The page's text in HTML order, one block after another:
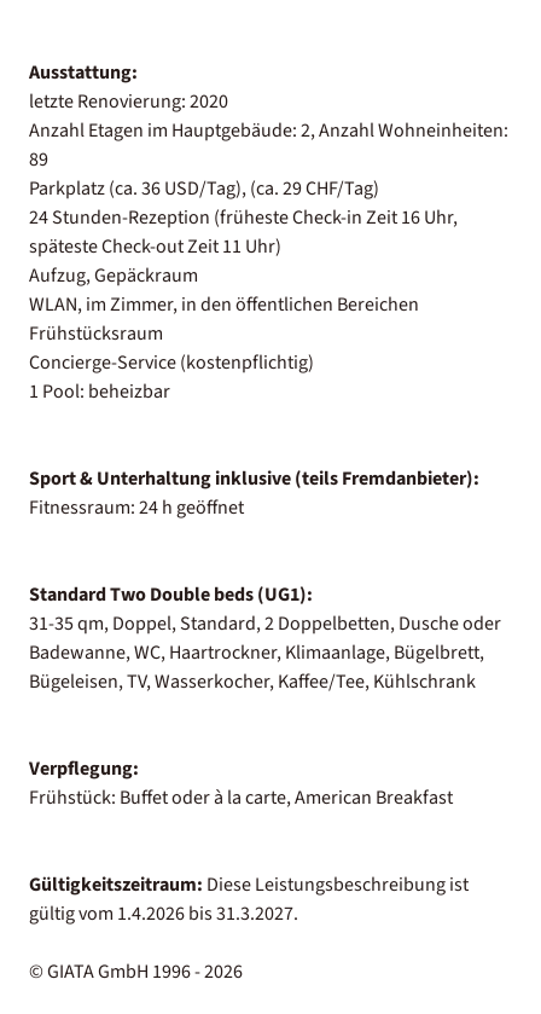
Ausstattung:
letzte Renovierung: 2020
Anzahl Etagen im Hauptgebäude: 2, Anzahl Wohneinheiten:
89
Parkplatz (ca. 36 USD/Tag), (ca. 29 CHF/Tag)
24 Stunden-Rezeption (früheste Check-in Zeit 16 Uhr,
späteste Check-out Zeit 11 Uhr)
Aufzug, Gepäckraum
WLAN, im Zimmer, in den öffentlichen Bereichen
Frühstücksraum
Concierge-Service (kostenpflichtig)
1 Pool: beheizbar
Sport & Unterhaltung inklusive (teils Fremdanbieter):
Fitnessraum: 24 h geöffnet
Standard Two Double beds (UG1):
31-35 qm, Doppel, Standard, 2 Doppelbetten, Dusche oder
Badewanne, WC, Haartrockner, Klimaanlage, Bügelbrett,
Bügeleisen, TV, Wasserkocher, Kaffee/Tee, Kühlschrank
Verpflegung:
Frühstück: Buffet oder à la carte, American Breakfast
Gültigkeitszeitraum: Diese Leistungsbeschreibung ist
gültig vom 1.4.2026 bis 31.3.2027.
© GIATA GmbH 1996 - 2026